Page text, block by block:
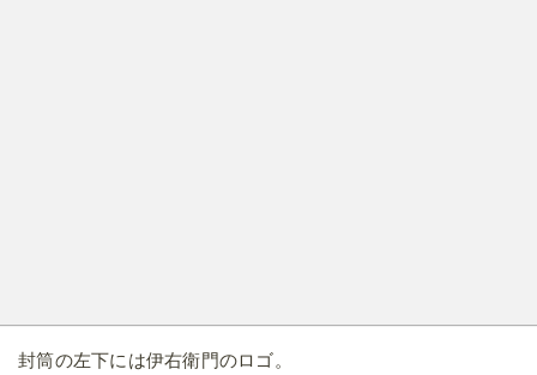
封筒の左下には伊右衛門のロゴ。